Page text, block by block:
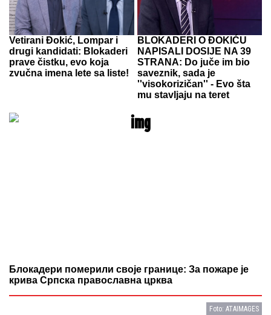
Foto: ATAIMAGES
Vetirani Đokić, Lompar i
drugi kandidati: Blokaderi
prave čistku, evo koja
zvučna imena lete sa liste!
BLOKADERI O ĐOKIĆU
NAPISALI DOSIJE NA 39
STRANA: Do juče im bio
saveznik, sada je
''visokorizičan'' - Evo šta
mu stavljaju na teret
Блокадери померили своје границе: За пожаре је
крива Српска православна црква